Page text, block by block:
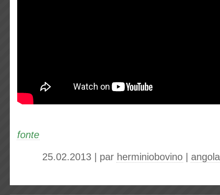
fonte
25.02.2013 | par herminiobovino angola